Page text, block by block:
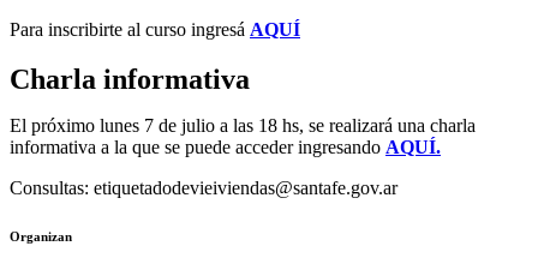
Para inscribirte al curso ingresá AQUÍ
Charla informativa
El próximo lunes 7 de julio a las 18 hs, se realizará una charla
informativa a la que se puede acceder ingresando AQUÍ.
Consultas: etiquetadodevieiviendas@santafe.gov.ar
Organizan